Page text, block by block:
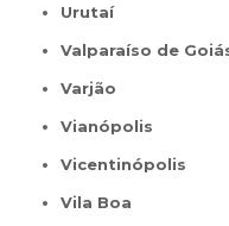
Urutaí
Valparaíso de
Varjão
Vianópolis
Vicentinópolis
Vila Boa